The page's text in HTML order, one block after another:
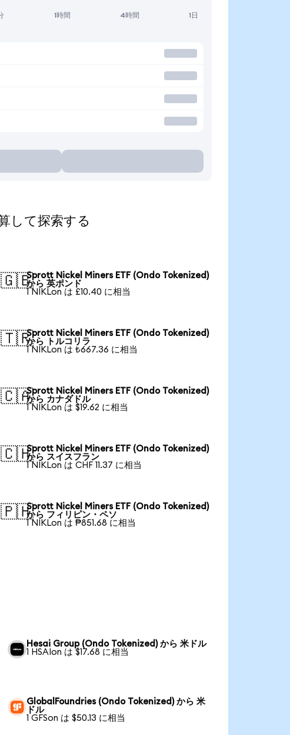
1時間 4時間 1日
て探索する
🇬🇧Sprott Nickel Miners ETF (Ondo Tokenized)
から 英ポンド
1 NIKLon は £10.40 に相当
🇹🇷Sprott Nickel Miners ETF (Ondo Tokenized)
から トルコリラ
1 NIKLon は ₺667.36 に相当
🇨🇦Sprott Nickel Miners ETF (Ondo Tokenized)
から カナダドル
1 NIKLon は $19.62 に相当
🇨🇭Sprott Nickel Miners ETF (Ondo Tokenized)
から スイスフラン
1 NIKLon は CHF 11.37 に相当
🇵🇭Sprott Nickel Miners ETF (Ondo Tokenized)
から フィリピン・ペソ
1 NIKLon は ₱851.68 に相当
Hesai Group (Ondo Tokenized) から 米ドル
1 HSAIon は $17.68 に相当
GlobalFoundries (Ondo Tokenized) から 米
ドル
1 GFSon は $50.13 に相当